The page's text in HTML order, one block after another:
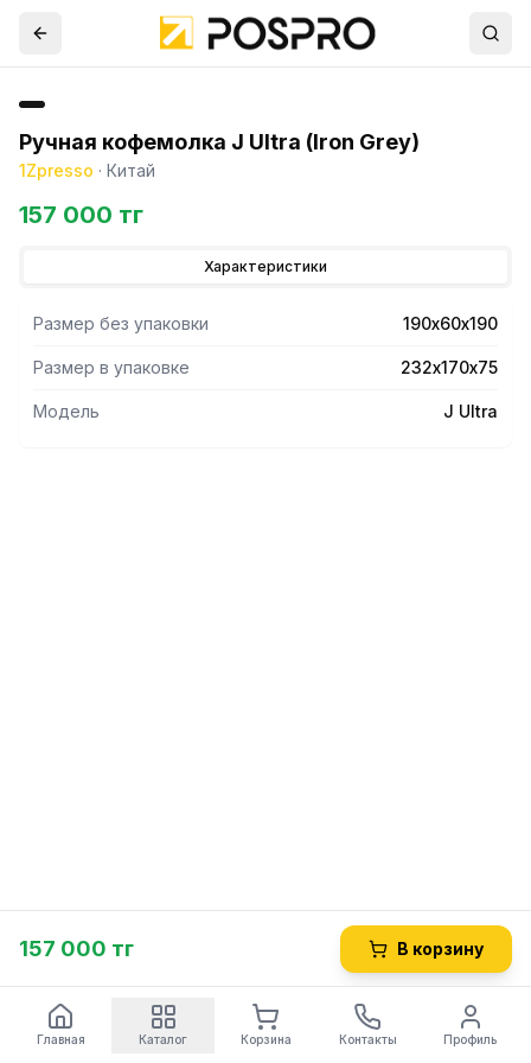
Ручная кофемолка J Ultra (Iron Grey)
1Zpresso · Китай
157 000 тг
Характеристики
Размер без упаковки 190х60х190
Размер в упаковке 232х170х75
Модель J Ultra
157 000 тг В корзину
Главная Каталог Корзина Контакты Профиль